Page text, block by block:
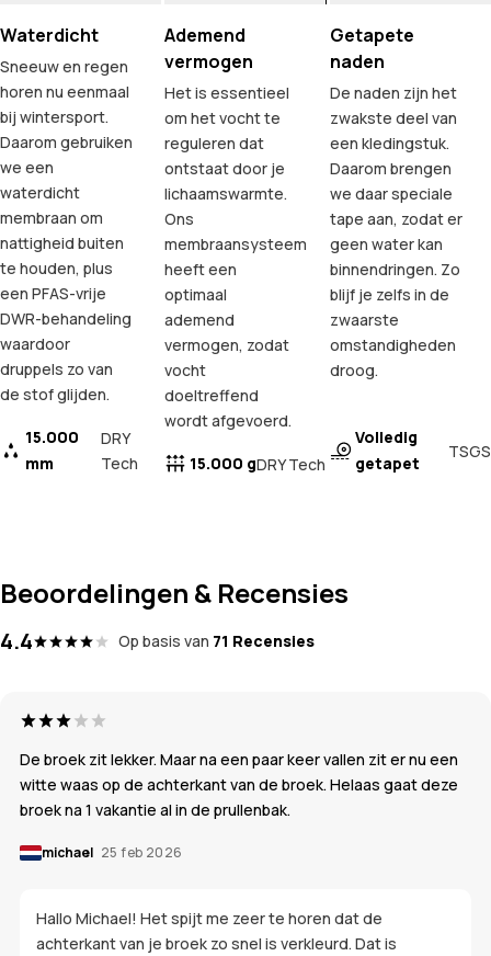
Waterdicht
Sneeuw en regen
horen nu eenmaal
bij wintersport.
Daarom gebruiken
we een
waterdicht
membraan om
nattigheid buiten
te houden, plus
een PFAS-vrije
DWR-behandeling
waardoor
druppels zo van
de stof glijden.
15.000
mm
DRY
Tech
Ademend
vermogen
Het is essentieel
om het vocht te
reguleren dat
ontstaat door je
lichaamswarmte.
Ons
membraansysteem
heeft een
optimaal
ademend
vermogen, zodat
vocht
doeltreffend
wordt afgevoerd.
15.000 gDRY Tech
Getapete
naden
De naden zijn het
zwakste deel van
een kledingstuk.
Daarom brengen
we daar speciale
tape aan, zodat er
geen water kan
binnendringen. Zo
blijf je zelfs in de
zwaarste
omstandigheden
droog.
Volledig
getapet
TSGS
Beoordelingen & Recensies
4.4 Op basis van 71 Recensies
De broek zit lekker. Maar na een paar keer vallen zit er nu een
witte waas op de achterkant van de broek. Helaas gaat deze
broek na 1 vakantie al in de prullenbak.
michael 25 feb 2026
Hallo Michael! Het spijt me zeer te horen dat de
achterkant van je broek zo snel is verkleurd. Dat is